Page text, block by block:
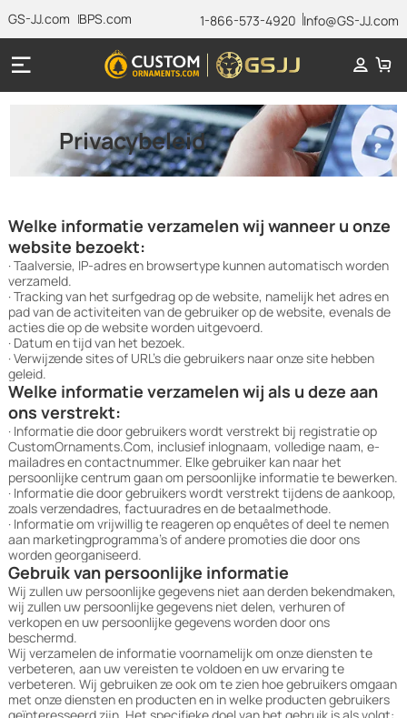
GS-JJ.com BPS.com 1-866-573-4920 Info@GS-JJ.com
Privacybeleid
Welke informatie verzamelen wij wanneer u onze
website bezoekt:
· Taalversie, IP-adres en browsertype kunnen automatisch worden
verzameld.
· Tracking van het surfgedrag op de website, namelijk het adres en
pad van de activiteiten van de gebruiker op de website, evenals de
acties die op de website worden uitgevoerd.
· Datum en tijd van het bezoek.
· Verwijzende sites of URL's die gebruikers naar onze site hebben
geleid.
Welke informatie verzamelen wij als u deze aan
ons verstrekt:
· Informatie die door gebruikers wordt verstrekt bij registratie op
CustomOrnaments.Com, inclusief inlognaam, volledige naam, e-
mailadres en contactnummer. Elke gebruiker kan naar het
persoonlijke centrum gaan om persoonlijke informatie te bewerken.
· Informatie die door gebruikers wordt verstrekt tijdens de aankoop,
zoals verzendadres, factuuradres en de betaalmethode.
· Informatie om vrijwillig te reageren op enquêtes of deel te nemen
aan marketingprogramma's of andere promoties die door ons
worden georganiseerd.
Gebruik van persoonlijke informatie
Wij zullen uw persoonlijke gegevens niet aan derden bekendmaken,
wij zullen uw persoonlijke gegevens niet delen, verhuren of
verkopen en uw persoonlijke gegevens worden door ons
beschermd.
Wij verzamelen de informatie voornamelijk om onze diensten te
verbeteren, aan uw vereisten te voldoen en uw ervaring te
verbeteren. Wij gebruiken ze ook om te zien hoe gebruikers omgaan
met onze diensten en producten en in welke producten gebruikers